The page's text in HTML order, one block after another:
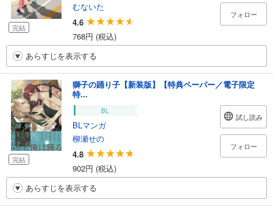
完結
むないた
4.6
768円 (税込)
フォロー
あらすじを表示する
完結
獅子の踊り子【新装版】【特典ペーパー／電子限定
特...
BL
BLマンガ
柳瀬せの
4.8
902円 (税込)
試し読み
フォロー
あらすじを表示する